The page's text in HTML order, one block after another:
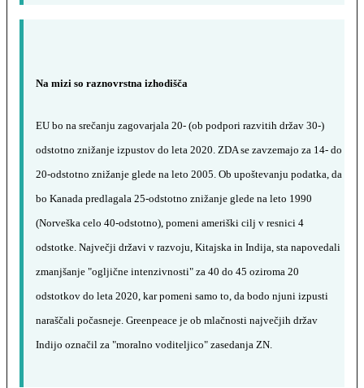
Na mizi so raznovrstna izhodišča
EU bo na srečanju zagovarjala 20- (ob podpori razvitih držav 30-)
odstotno znižanje izpustov do leta 2020. ZDA se zavzemajo za 14- do
20-odstotno znižanje glede na leto 2005. Ob upoštevanju podatka, da
bo Kanada predlagala 25-odstotno znižanje glede na leto 1990
(Norveška celo 40-odstotno), pomeni ameriški cilj v resnici 4
odstotke. Največji državi v razvoju, Kitajska in Indija, sta napovedali
zmanjšanje "ogljične intenzivnosti" za 40 do 45 oziroma 20
odstotkov do leta 2020, kar pomeni samo to, da bodo njuni izpusti
naraščali počasneje. Greenpeace je ob mlačnosti največjih držav
Indijo označil za "moralno voditeljico" zasedanja ZN.